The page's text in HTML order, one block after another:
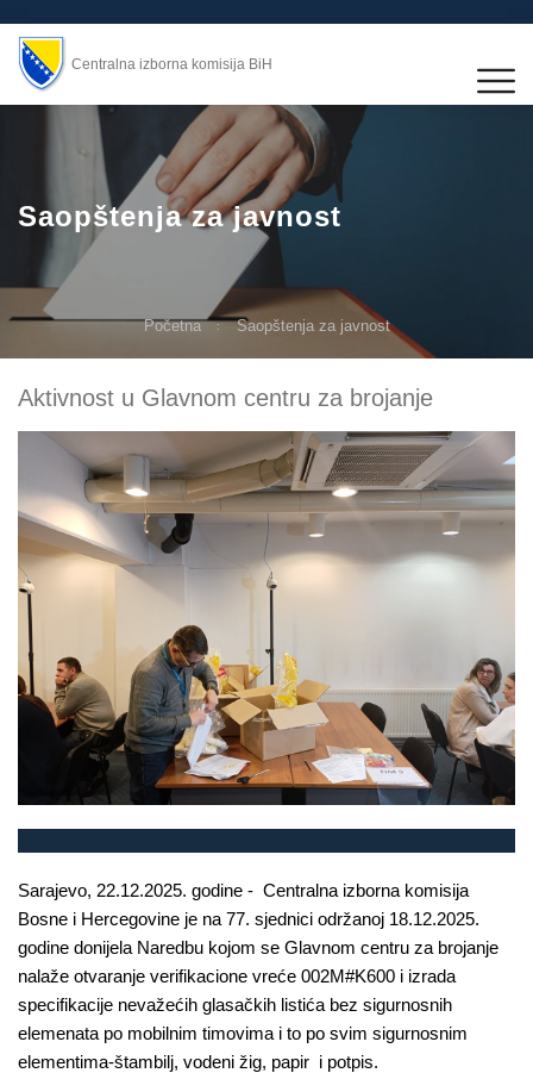
Centralna izborna komisija BiH
Saopštenja za javnost
Početna Saopštenja za javnost
Aktivnost u Glavnom centru za brojanje
Sarajevo, 22.12.2025. godine - Centralna izborna komisija
Bosne i Hercegovine je na 77. sjednici održanoj 18.12.2025.
godine donijela Naredbu kojom se Glavnom centru za brojanje
nalaže otvaranje verifikacione vreće 002M#K600 i izrada
specifikacije nevažećih glasačkih listića bez sigurnosnih
elemenata po mobilnim timovima i to po svim sigurnosnim
elementima-štambilj, vodeni žig, papir i potpis.